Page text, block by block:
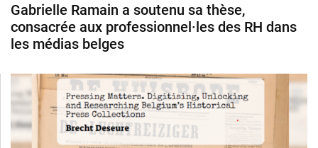
Gabrielle Ramain a soutenu sa thèse,
consacrée aux professionnel·les des RH dans
les médias belges